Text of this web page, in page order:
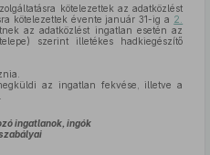
kötelezettek az adatközlést
kötelezettek évente január 31-ig a 2.
az adatközlést ingatlan esetén az
szerint illetékes hadkiegészítő
az ingatlan fekvése, illetve a
ingatlanok, ingók